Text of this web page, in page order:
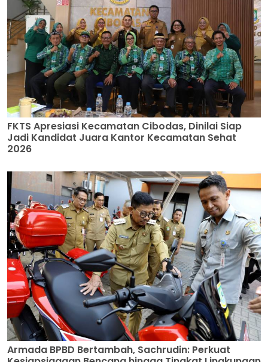
FKTS Apresiasi Kecamatan Cibodas, Dinilai Siap
Jadi Kandidat Juara Kantor Kecamatan Sehat
2026
Armada BPBD Bertambah, Sachrudin: Perkuat